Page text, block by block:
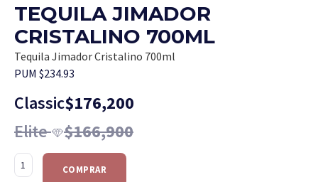
TEQUILA JIMADOR
CRISTALINO 700ML
Tequila Jimador Cristalino 700ml
PUM $234.93
Classic$176,200
Elite $166,900
COMPRAR